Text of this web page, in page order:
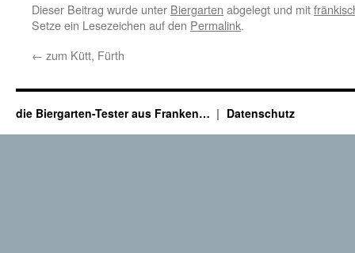
Dieser Beitrag wurde unter Biergarten abgelegt und mit
Setze ein Lesezeichen auf den Permalink.
← zum Kütt, Fürth
die Biergarten-Tester aus Franken… Datenschutz